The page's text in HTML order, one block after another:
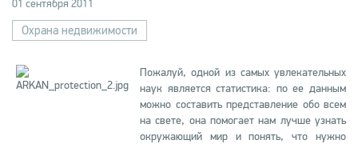
01 сентября 2011
Охрана недвижимости
Пожалуй, одной из самых увлекательных
наук является статистика: по ее данным
можно составить представление обо всем
на свете, она помогает нам лучше узнать
окружающий мир и понять, что нужно